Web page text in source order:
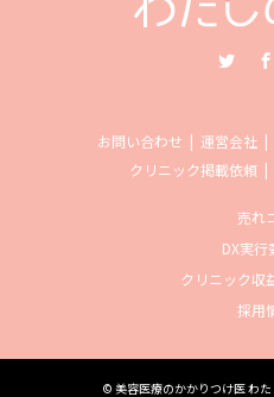
お問い合わせ 運営会社
クリニック掲載依頼
売れ
DX実行
クリニック収
採用
© 美容医療のかかりつけ医 わ